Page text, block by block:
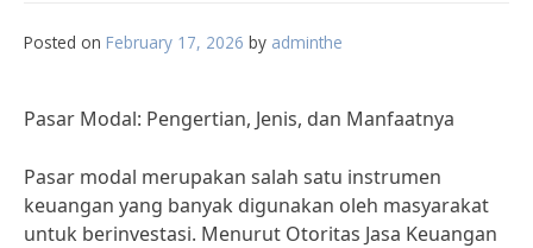
Posted on February 17, 2026 by adminthe
Pasar Modal: Pengertian, Jenis, dan Manfaatnya
Pasar modal merupakan salah satu instrumen
keuangan yang banyak digunakan oleh masyarakat
untuk berinvestasi. Menurut Otoritas Jasa Keuangan